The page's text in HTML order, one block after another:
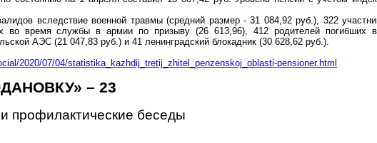
вследствие военной травмы (средний размер - 31 084,92 руб.), 322
во время службы в армии по призыву (26 613,96), 412 родителей погибших
АЭС (21 047,83 руб.) и 41 ленинградский блокадник (30 628,62 руб.).
2020/07/04/statistika_kazhdij_tretij_zhitel_penzenskoj_oblasti-pensioner.html
– 23
профилактические беседы